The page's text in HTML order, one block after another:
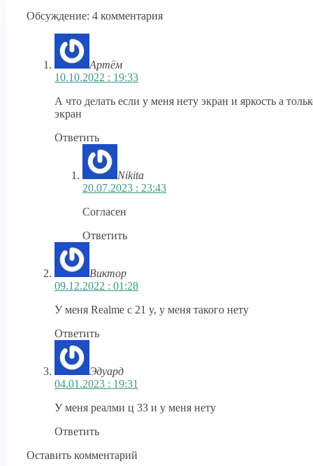
Обсуждение: 4 комментария
Артём
10.10.2022 : 19:33
А что делать если у меня нету экран и яркость а
экран
Ответить
Nikita
20.07.2023 : 23:43
Согласен
Ответить
Виктор
09.12.2022 : 01:28
У меня Realme c 21 y, у меня такого нету
Ответить
Эдуард
04.01.2023 : 19:31
У меня реалми ц 33 и у меня нету
Ответить
Оставить комментарий